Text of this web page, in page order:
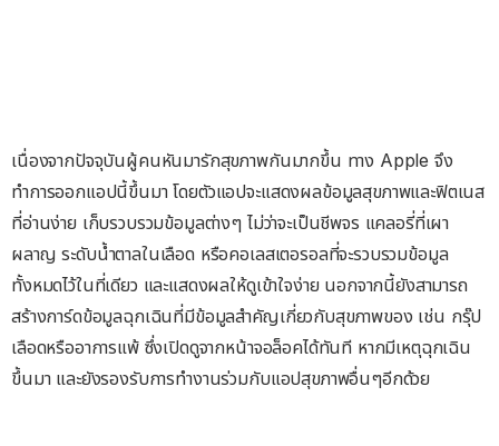
เนื่องจากปัจจุบันผู้คนหันมารักสุขภาพกันมากขึ้น ทาง Apple จึง
ทำการออกแอปนี้ขึ้นมา โดยตัวแอปจะแสดงผลข้อมูลสุขภาพและฟิตเนส
ที่อ่านง่าย เก็บรวบรวมข้อมูลต่างๆ ไม่ว่าจะเป็นชีพจร แคลอรี่ที่เผา
ผลาญ ระดับน้ำตาลในเลือด หรือคอเลสเตอรอลที่จะรวบรวมข้อมูล
ทั้งหมดไว้ในที่เดียว และแสดงผลให้ดูเข้าใจง่าย นอกจากนี้ยังสามารถ
สร้างการ์ดข้อมูลฉุกเฉินที่มีข้อมูลสำคัญเกี่ยวกับสุขภาพของ เช่น กรุ๊ป
เลือดหรืออาการแพ้ ซึ่งเปิดดูจากหน้าจอล็อคได้ทันที หากมีเหตุฉุกเฉิน
ขึ้นมา และยังรองรับการทำงานร่วมกับแอปสุขภาพอื่นๆอีกด้วย